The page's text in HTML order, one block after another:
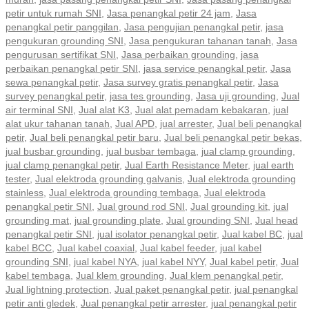
petir untuk rumah SNI, Jasa penangkal petir 24 jam, Jasa
penangkal petir panggilan, Jasa pengujian penangkal petir, jasa
pengukuran grounding SNI, Jasa pengukuran tahanan tanah, Jasa
pengurusan sertifikat SNI, Jasa perbaikan grounding, jasa
perbaikan penangkal petir SNI, jasa service penangkal petir, Jasa
sewa penangkal petir, Jasa survey gratis penangkal petir, Jasa
survey penangkal petir, jasa tes grounding, Jasa uji grounding, Jual
air terminal SNI, Jual alat K3, Jual alat pemadam kebakaran, jual
alat ukur tahanan tanah, Jual APD, jual arrester, Jual beli penangkal
petir, Jual beli penangkal petir baru, Jual beli penangkal petir bekas,
jual busbar grounding, jual busbar tembaga, jual clamp grounding,
jual clamp penangkal petir, Jual Earth Resistance Meter, jual earth
tester, Jual elektroda grounding galvanis, Jual elektroda grounding
stainless, Jual elektroda grounding tembaga, Jual elektroda
penangkal petir SNI, Jual ground rod SNI, Jual grounding kit, jual
grounding mat, jual grounding plate, Jual grounding SNI, Jual head
penangkal petir SNI, jual isolator penangkal petir, Jual kabel BC, jual
kabel BCC, Jual kabel coaxial, Jual kabel feeder, jual kabel
grounding SNI, jual kabel NYA, jual kabel NYY, Jual kabel petir, Jual
kabel tembaga, Jual klem grounding, Jual klem penangkal petir,
Jual lightning protection, Jual paket penangkal petir, jual penangkal
petir anti gledek, Jual penangkal petir arrester, jual penangkal petir